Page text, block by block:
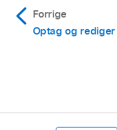
Forrige
Optag og